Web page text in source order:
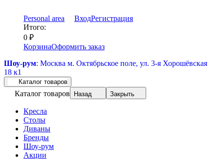
Personal area ВходРегистрация
Итого:
0 ₽
КорзинаОформить заказ
Шоу-рум: Москва м. Октябрьское поле, ул. 3-я Хорошёвская
18 к1
Каталог товаров
Каталог товаров Назад Закрыть
Кресла
Столы
Диваны
Бренды
Шоу-рум
Акции